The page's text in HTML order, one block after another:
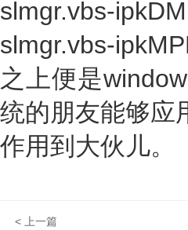
slmgr.vbs-
slmgr.vbs-
之上便是
统的朋友能够应
作用到大伙儿。
< 上一篇